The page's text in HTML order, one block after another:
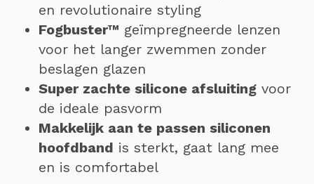
en revolutionaire styling
Fogbuster™ geïmpregneerde lenzen
voor het langer zwemmen zonder
beslagen glazen
Super zachte silicone afsluiting voor
de ideale pasvorm
Makkelijk aan te passen siliconen
hoofdband is sterkt, gaat lang mee
en is comfortabel